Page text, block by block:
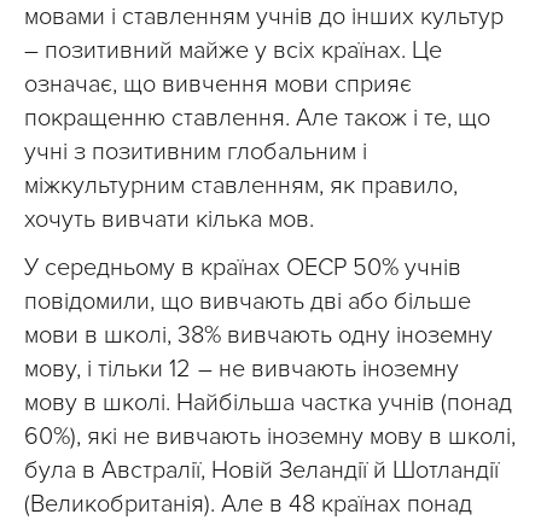
мовами і ставленням учнів до інших культур
– позитивний майже у всіх країнах. Це
означає, що вивчення мови сприяє
покращенню ставлення. Але також і те, що
учні з позитивним глобальним і
міжкультурним ставленням, як правило,
хочуть вивчати кілька мов.
У середньому в країнах ОЕСР 50% учнів
повідомили, що вивчають дві або більше
мови в школі, 38% вивчають одну іноземну
мову, і тільки 12 – не вивчають іноземну
мову в школі. Найбільша частка учнів (понад
60%), які не вивчають іноземну мову в школі,
була в Австралії, Новій Зеландії й Шотландії
(Великобританія). Але в 48 країнах понад